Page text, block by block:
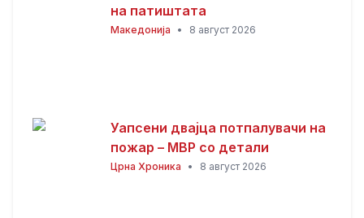
на патиштата
Македонија • 8 август 2026
Уапсени двајца потпалувачи на
пожар – МВР со детали
Црна Хроника • 8 август 2026